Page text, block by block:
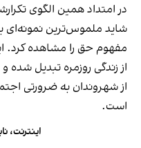
در امتداد همین الگوی
شاید ملموس‌ترین نمونه‌ای
مفهوم حق را مشاهده کرد.
از زندگی روزمره تبدیل شده
از شهروندان به ضرورتی
است.
اینترنت،